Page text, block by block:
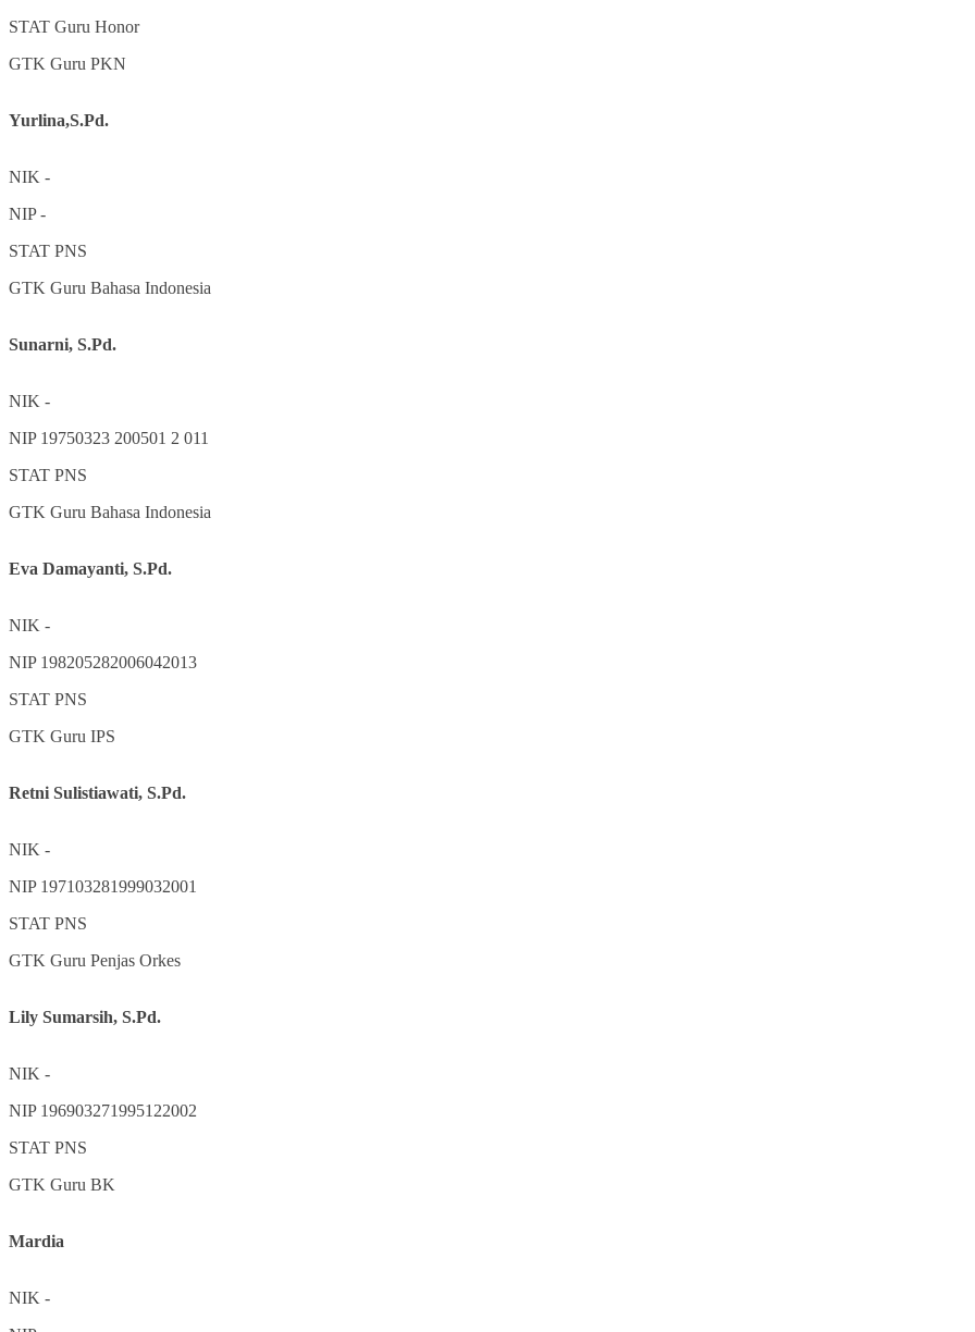
STAT Guru Honor
GTK Guru PKN
Yurlina,S.Pd.
NIK -
NIP-
STAT PNS
GTK Guru Bahasa Indonesia
Sunarni, S.Pd.
NIK -
NIP 19750323 200501 2 011
STAT PNS
GTK Guru Bahasa Indonesia
Eva Damayanti, S.Pd.
NIK -
NIP 198205282006042013
STAT PNS
GTK Guru IPS
Retni Sulistiawati, S.Pd.
NIK -
NIP 197103281999032001
STAT PNS
GTK Guru Penjas Orkes
Lily Sumarsih, S.Pd.
NIK -
NIP 196903271995122002
STAT PNS
GTK Guru BK
Mardia
NIK -